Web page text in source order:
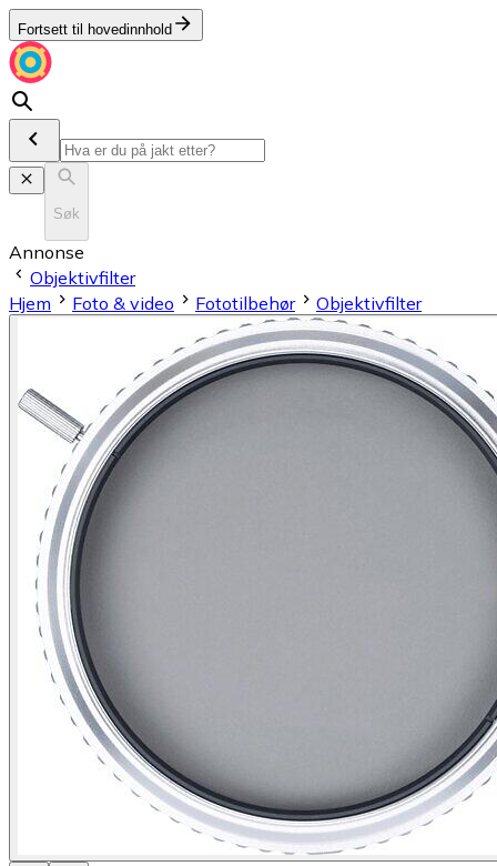
Fortsett til hovedinnhold
Søk
Annonse
Objektivfilter
Hjem
Foto & video Fototilbehør Objektivfilter